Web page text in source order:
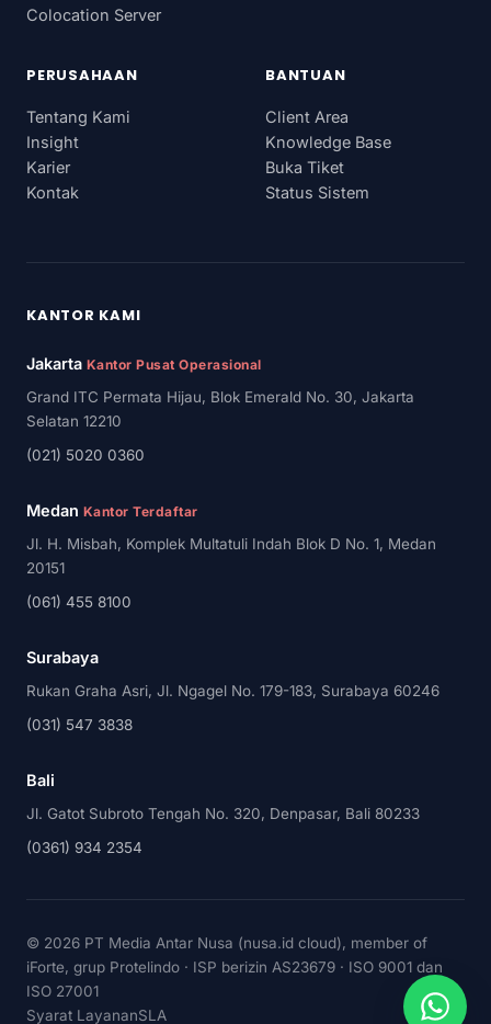
Colocation Server
PERUSAHAAN
Tentang Kami
Insight
Karier
Kontak
BANTUAN
Client Area
Knowledge Base
Buka Tiket
Status Sistem
KANTOR KAMI
Jakarta Kantor Pusat Operasional
Grand ITC Permata Hijau, Blok Emerald No. 30, Jakarta
Selatan 12210
(021) 5020 0360
Medan Kantor Terdaftar
Jl. H. Misbah, Komplek Multatuli Indah Blok D No. 1, Medan
20151
(061) 455 8100
Surabaya
Rukan Graha Asri, Jl. Ngagel No. 179-183, Surabaya 60246
(031) 547 3838
Bali
Jl. Gatot Subroto Tengah No. 320, Denpasar, Bali 80233
(0361) 934 2354
© 2026 PT Media Antar Nusa (nusa.id cloud), member of
iForte, grup Protelindo · ISP berizin AS23679 · ISO 9001 dan
ISO 27001
Syarat LayananSLA